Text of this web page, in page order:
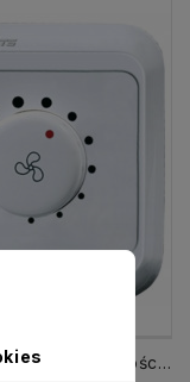
RS-1-300 Regulator prędkości VENTS 1- fazowy max. 1,5 A podtynkowt